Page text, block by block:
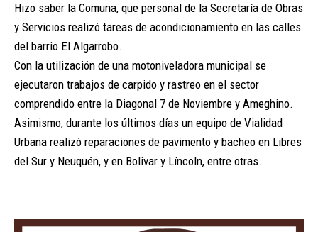
Hizo saber la Comuna, que personal de la Secretaría de Obras
y Servicios realizó tareas de acondicionamiento en las calles
del barrio El Algarrobo.
Con la utilización de una motoniveladora municipal se
ejecutaron trabajos de carpido y rastreo en el sector
comprendido entre la Diagonal 7 de Noviembre y Ameghino.
Asimismo, durante los últimos días un equipo de Vialidad
Urbana realizó reparaciones de pavimento y bacheo en Libres
del Sur y Neuquén, y en Bolivar y Líncoln, entre otras.